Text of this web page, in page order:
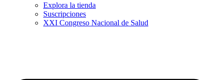
Explora la tienda
Suscripciones
XXI Congreso Nacional de Salud